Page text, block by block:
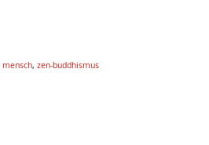
mensch, zen-buddhismus